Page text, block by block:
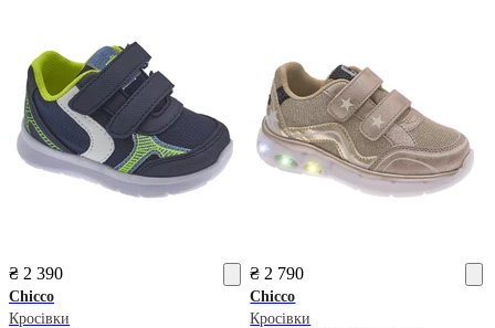
₴ 2 390
Chicco
Кросівки
₴ 2 790
Chicco
Кросівки